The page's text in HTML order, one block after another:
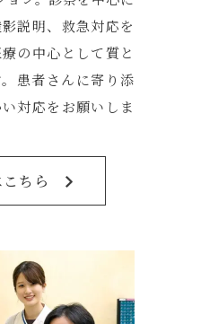
説明、救急対応を
の中心として質と
患者さんに寄り添
対応をお願いしま
ちら